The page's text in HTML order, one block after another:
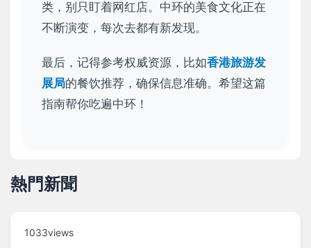
类，别只盯着网红店。中环的美食文化正在
不断演变，每次去都有新发现。
最后，记得参考权威资源，比如香港旅游发
展局的餐饮推荐，确保信息准确。希望这篇
指南帮你吃遍中环！
熱門新聞
1033views